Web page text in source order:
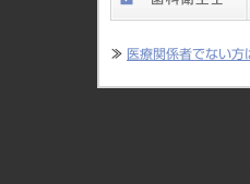
≫ 医療関係者でない方